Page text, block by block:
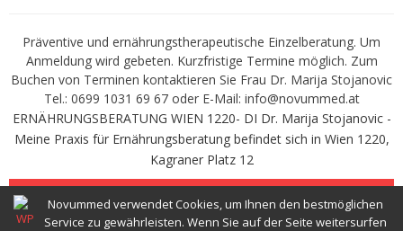
Frauengesundheit und Ernährung
BODYMED/Leberfasten
Bio-Impedanz-Analyse/BIA Messung
Infothek
Präventive und ernährungstherapeutische Einzelberatung. Um
Anmeldung wird gebeten. Kurzfristige Termine möglich. Zum
Buchen von Terminen kontaktieren Sie Frau Dr. Marija Stojanovic
Tel.: 0699 1031 69 67 oder E-Mail: info@novummed.at
ERNÄHRUNGSBERATUNG WIEN 1220- DI Dr. Marija Stojanovic -
Meine Praxis für Ernährungsberatung befindet sich in Wien 1220,
Kagraner Platz 12
TERMINVEREINBAREN
Novummed verwendet Cookies, um Ihnen den bestmöglichen
Service zu gewährleisten. Wenn Sie auf der Seite weitersurfen